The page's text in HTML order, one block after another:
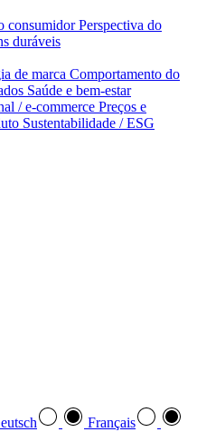
consumidor Perspectiva do
duráveis
de marca Comportamento do
Saúde e bem‑estar
/ e‑commerce Preços e
Sustentabilidade / ESG
Français